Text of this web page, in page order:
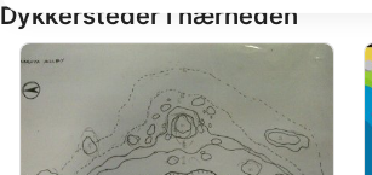
Dykkersteder i nærheden
Se partnerliste (1 IAB-leverandører)
Vi bruger dine data til følgende formål:
IAB's behandlingsformål:
Opbevare og/eller tilgå oplysninger på en
enhed